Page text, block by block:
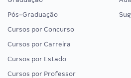
Pós-Graduação
Cursos por Concurso
Cursos por Carreira
Cursos por Estado
Cursos por Professor